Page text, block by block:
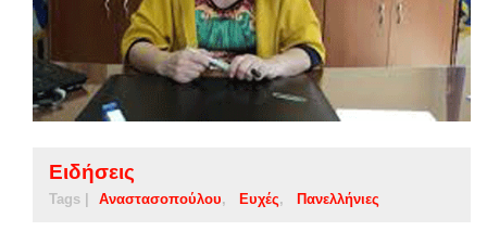
Ειδήσεις
Tags | Αναστασοπούλου Ευχές Πανελλήνιες